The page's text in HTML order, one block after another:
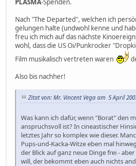
PLASMA-Spenden.
Nach "The Departed", welchen ich
gelungen halte (undwohl kenne und
freu ich mich auf das nächste
wohl, dass die US Oi/Punkrocker
Film musikalisch vertreten waren
Also bis nachher!
Zitat von: Mr. Vincent Vega am 5 April
Was kann ich dafür, wenn "Borat" den
anspruchsvoll ist? In cineastischer
letztes Jahr so komplex wie dieser.
Pups-und-Kacka-Witze eben mal
der Blick auf ganz neue Dinge frei -
will, der bekommt eben auch nichts